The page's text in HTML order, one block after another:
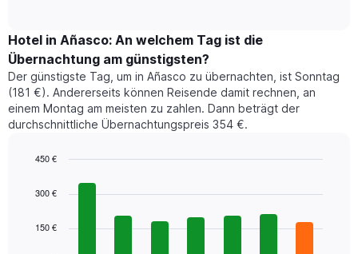
den
durchschnittlichen
Zimmerpreis
im
jeweiligen
Monat
an.
Diagramm
die
Hotel in Añasco: An welchem Tag ist die
Übernachtung am günstigsten?
Der günstigste Tag, um in Añasco zu übernachten, ist Sonntag
(181 €). Andererseits können Reisende damit rechnen, an
einem Montag am meisten zu zahlen. Dann beträgt der
durchschnittliche Übernachtungspreis 354 €.
chart
bars.
150 €
300 €
450 €